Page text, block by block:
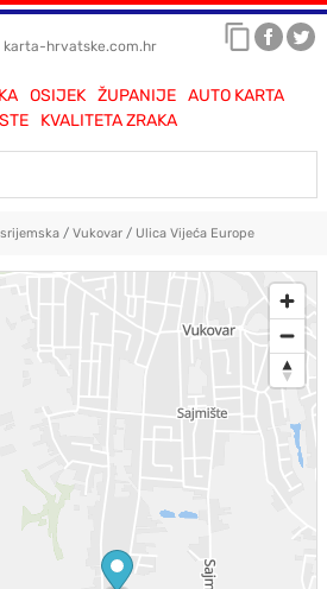
karta-hrvatske.com.hr
OSIJEK ŽUPANIJE
AUTO KARTA
KVALITETA ZRAKA
/ Vukovar/ Ulica Vijeća Europe